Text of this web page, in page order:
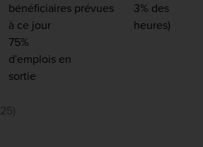
bénéficiaires
à ce jour
75%
d'emplois en
sortie
prévues
3% des
heures)